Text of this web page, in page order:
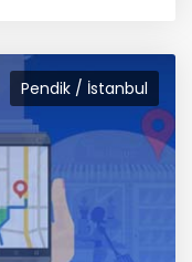
Pendik / İstanbul